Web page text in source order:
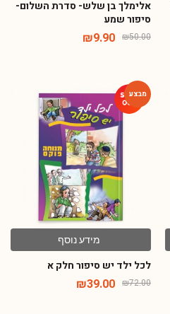
אלימלך בן שלש- סדרת השלום-
סיפור שמע
₪50.00
₪9.90
מידע נוסף
לכל ילד יש סיפור חלק א
₪72.00
₪39.00